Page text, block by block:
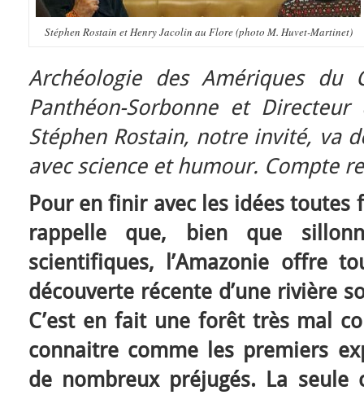
Stéphen Rostain et Henry Jacolin au Flore (photo M. Huvet-Martinet)
Archéologie des Amériques du
Panthéon-Sorbonne et Directeur
Stéphen Rostain, notre invité, va
avec science et humour. Compte
Pour en finir avec les idées
rappelle que, bien que
scientifiques, l’Amazonie offre
découverte récente d’une rivière
C’est en fait une forêt très mal
connaitre comme les premiers
de nombreux préjugés. La seule